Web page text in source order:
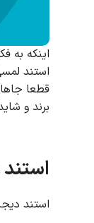
اینکه به
استند
قطعا
برند و
استند